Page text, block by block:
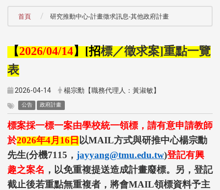
首頁 研究推動中心-計畫徵求訊息-其他政府計畫
【2026/04/14】 [招標／徵求案]重點一覽
表
2026-04-14 楊宗勳【職務代理人：黃淑敏】
公告 政府計畫
標案採一標一案由學校統一領標，請有意申請教師
於2026年4月16日以MAIL方式與研推中心楊宗勳
先生(分機7115 ， jayyang@tmu.edu.tw)登記有興
趣之案名 ，以免重複提送造成計畫廢標。另，登記
截止後若重點無重複者，將會MAIL領標資料予主